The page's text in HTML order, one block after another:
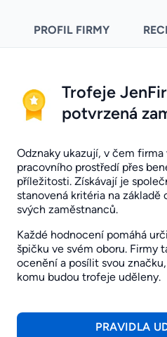
PROFIL FIRMY
Trofeje
potvrzená
Odznaky ukazují, v čem
pracovního prostředí přes
příležitosti. Získávají je
stanovená kritéria na
svých zaměstnanců.
Každé hodnocení pomáhá
špičku ve svém oboru. Firmy
ocenění a posílit svou
komu budou trofeje uděleny.
PRAVIDLA